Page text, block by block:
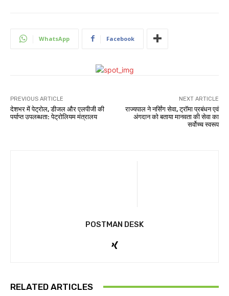
WhatsApp Facebook
PREVIOUS ARTICLE
देशभर में पेट्रोल, डीजल और एलपीजी की
पर्याप्त उपलब्धता: पेट्रोलियम मंत्रालय
NEXT ARTICLE
राज्यपाल ने नर्सिंग सेवा, ट्रॉमा प्रबंधन एवं
अंगदान को बताया मानवता की सेवा का
सर्वोच्च स्वरूप
POSTMAN DESK
RELATED ARTICLES